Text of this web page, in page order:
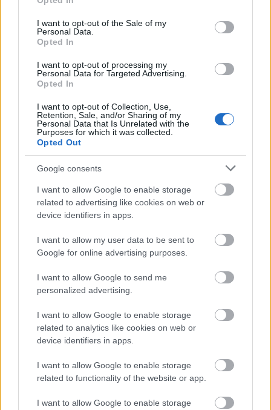
use your data for below specified purposes in below Google
consent section.
I want to opt-out of the Sale of my
Personal Data.
Opted In
I want to opt-out of processing my
Personal Data for Targeted Advertising.
Opted In
I want to opt-out of Collection, Use,
Retention, Sale, and/or Sharing of my
Personal Data that Is Unrelated with the
Purposes for which it was collected.
Opted Out
Google consents
I want to allow Google to enable storage
related to advertising like cookies on web or
device identifiers in apps.
I want to allow my user data to be sent to
Google for online advertising purposes.
I want to allow Google to send me
personalized advertising.
I want to allow Google to enable storage
related to analytics like cookies on web or
device identifiers in apps.
I want to allow Google to enable storage
related to functionality of the website or app.
I want to allow Google to enable storage
TáncPark - Nyáresti táncélmény
élőben
mtothorsi•2020. június 24.
táncok júliusban Buda legnagyobb, ikonikus
rendezvényhelyszínén, a Millenárison.